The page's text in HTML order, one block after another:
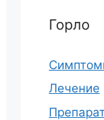
Горло
Лечение